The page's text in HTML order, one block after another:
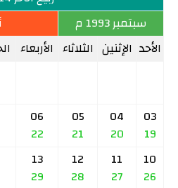
سبتمبر 1993 م
الأحد الإثنين الثلاثاء الأربعاء
03
19
04
20
05
21
06
22
10
26
11
27
12
28
13
29